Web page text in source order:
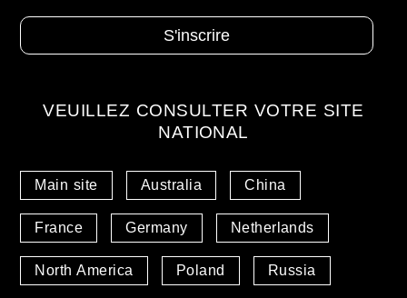
VEUILLEZ CONSULTER VOTRE SITE
NATIONAL
Main site Australia China
France Germany Netherlands
North America Poland Russia